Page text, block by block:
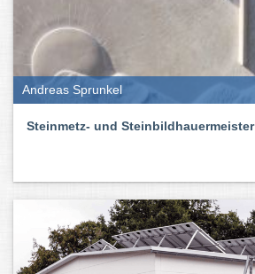
Andreas Sprunkel
Steinmetz- und Steinbildhauermeister